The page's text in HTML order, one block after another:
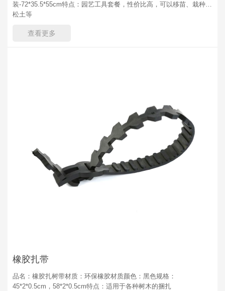
装-72*35.5*55cm特点：园艺工具套餐，性价比高，可以移苗、栽种、
松土等
查看更多
橡胶扎带
品名：橡胶扎树带材质：环保橡胶材质颜色：黑色规格：
45*2*0.5cm，58*2*0.5cm特点：适用于各种树木的捆扎